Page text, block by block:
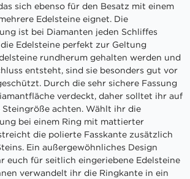
sich ebenso für den Besatz mit einem
Edelsteine eignet. Die
ist bei Diamanten jeden Schliffes
Edelsteine perfekt zur Geltung
rundherum gehalten werden und
entsteht, sind sie besonders gut vor
Durch die sehr sichere Fassung
verdeckt, daher solltet ihr auf
Steingröße achten. Wählt ihr die
bei einem Ring mit mattierter
die polierte Fasskante zusätzlich
Ein außergewöhnliches Design
euch für seitlich eingeriebene Edelsteine
verwandelt ihr die Ringkante in ein